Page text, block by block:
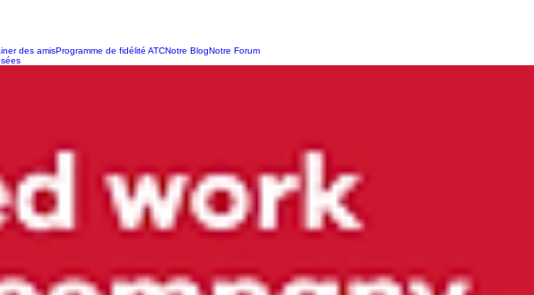
des amisProgramme de fidélité ATCNotre BlogNotre Forum